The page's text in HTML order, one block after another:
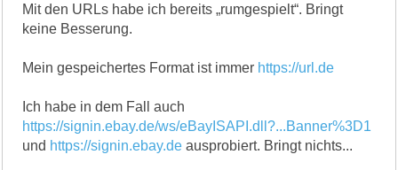
Mit den URLs habe ich bereits „rumgespielt“. Bringt
keine Besserung.
Mein gespeichertes Format ist immer https://url.de
Ich habe in dem Fall auch
https://signin.ebay.de/ws/eBayISAPI.dll?...Banner%3D1
und https://signin.ebay.de ausprobiert. Bringt nichts...